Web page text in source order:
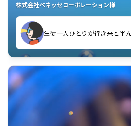
株式会社ベネッセコーポレーション様
生徒一人ひとりが行き来と学
教室中の児童生徒が「問題が
ことが楽しい」を実感していま